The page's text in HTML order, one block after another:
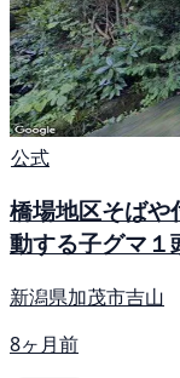
公式
橋場地区そばや
動する子グマ１
新潟県加茂市吉山
8ヶ月前